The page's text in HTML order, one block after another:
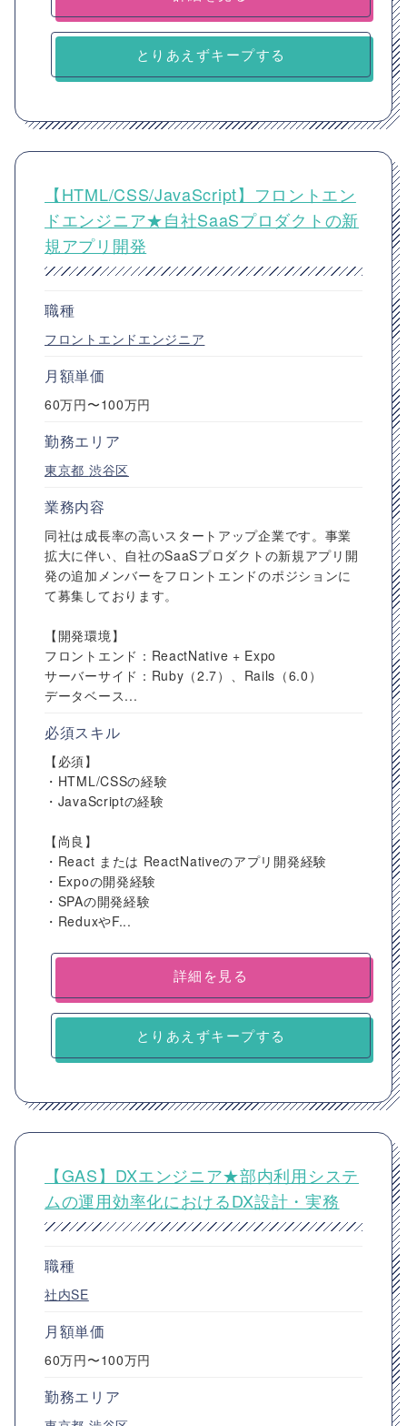
とりあえずキープする
【HTML/CSS/JavaScript】フロントエン
ドエンジニア★自社SaaSプロダクトの新
規アプリ開発
職種
フロントエンドエンジニア
月額単価
60万円〜100万円
勤務エリア
東京都 渋谷区
業務内容
同社は成長率の高いスタートアップ企業です。事業
拡大に伴い、自社のSaaSプロダクトの新規アプリ開
発の追加メンバーをフロントエンドのポジションに
て募集しております。
【開発環境】
フロントエンド：ReactNative + Expo
サーバーサイド：Ruby（2.7）、Rails（6.0）
データベース...
必須スキル
【必須】
・HTML/CSSの経験
・JavaScriptの経験
【尚良】
・React または ReactNativeのアプリ開発経験
・Expoの開発経験
・SPAの開発経験
・ReduxやF...
詳細を見る
とりあえずキープする
【GAS】DXエンジニア★部内利用システ
ムの運用効率化におけるDX設計・実務
職種
社内SE
月額単価
60万円〜100万円
勤務エリア